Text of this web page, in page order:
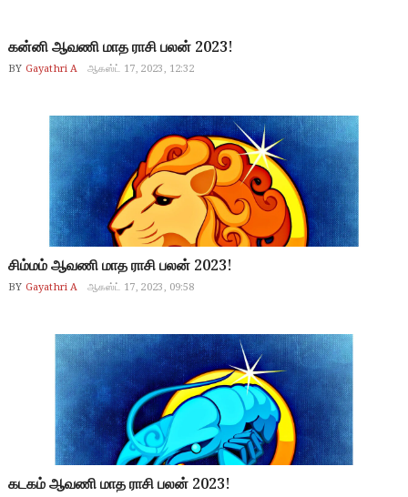
கன்னி ஆவணி மாத ராசி பலன் 2023!
BY Gayathri A ஆகஸ்ட் 17, 2023, 12:32
சிம்மம் ஆவணி மாத ராசி பலன் 2023!
BY Gayathri A ஆகஸ்ட் 17, 2023, 09:58
கடகம் ஆவணி மாத ராசி பலன் 2023!